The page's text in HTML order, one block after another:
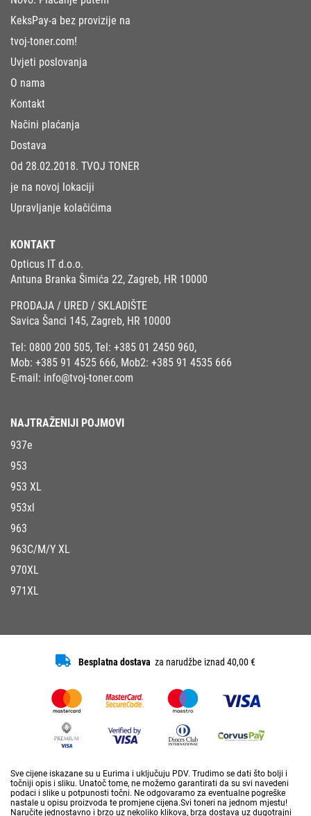
KeksPay-a bez provizije na
tvoj-toner.com!
Uvjeti poslovanja
O nama
Kontakt
Načini plaćanja
Dostava
Od 28.02.2018. TVOJ TONER
je na novoj lokaciji
Upravljanje kolačićima
KONTAKT
Opticus IT d.o.o.
Antuna Branka Šimića 22, Zagreb, HR 10000
PRODAJA / URED / SKLADIŠTE
Savica Šanci 145, Zagreb, HR 10000
Tel: 0800 200 505, Tel: +385 01 2450 960,
Mob: +385 91 4525 666, Mob2: +385 91 4535 666
E-mail: info@tvoj-toner.com
NAJTRAŽENIJI POJMOVI
937e
953
953 XL
953xl
963
963C/M/Y XL
970XL
971XL
Besplatna dostava za narudžbe iznad 40,00 €
Sve cijene iskazane su u Eurima i uključuju PDV. Trudimo se dati što bolji i
točniji opis i sliku. Unatoč tome, ne možemo garantirati da su svi navedeni
podaci i slike u potpunosti točni. Ne odgovaramo za eventualne pogreške
nastale u opisu proizvoda te promjene cijena.Svi toneri na jednom mjestu!
Naručite jednostavno i brzo uz nekoliko klikova, brza dostava uz dugotrajni